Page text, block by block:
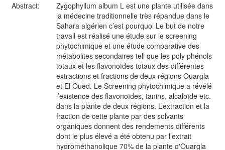
Abstract:
Zygophyllum album L est une plante utilisée dans
la médecine traditionnelle très répandue dans le
Sahara algérien c’est pourquoi Le but de notre
travail est réalisé une étude sur le screening
phytochimique et une étude comparative des
métabolites secondaires tell que les poly phénols
totaux et les flavonoïdes totaux des différentes
extractions et fractions de deux régions Ouargla
et El Oued. Le Screening phytochimique a révélé
l’existence des flavonoïdes, tanins, alcaloïde etc.
dans la plante de deux régions. L’extraction et la
fraction de cette plante par des solvants
organiques donnent des rendements différents
dont le plus élevé a été obtenu par l’extrait
hydrométhanolique 70% de la plante d'Ouargla